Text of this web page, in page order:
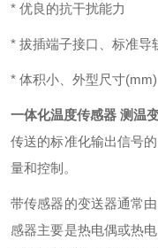
* 优良的抗干扰能力
* 拔插端子接口、标准导
* 体积小、外型尺寸
一体化温度传感器 测温
传送的标准化输出信号
量和控制。
带传感器的变送器通常
感器主要是热电偶或热